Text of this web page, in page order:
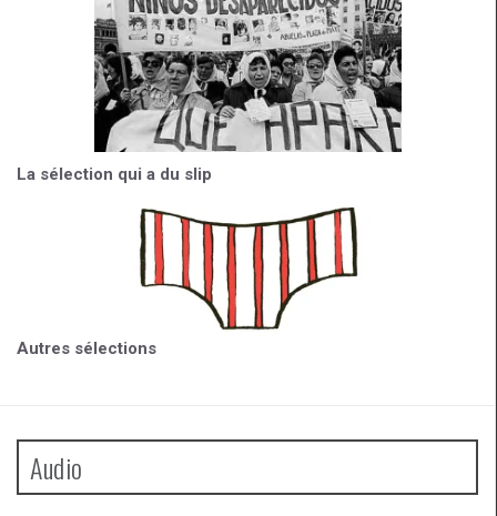
La sélection qui a du slip
Autres sélections
Audio